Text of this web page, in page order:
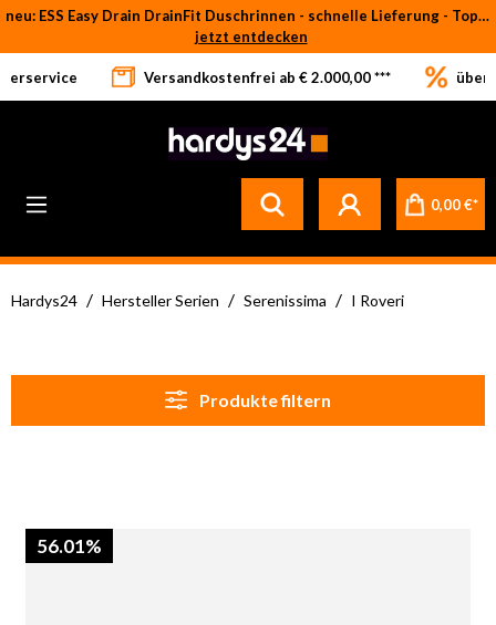
Zum Hauptinhalt springen
neu: ESS Easy Drain DrainFit Duschrinnen - schnelle Lieferung - Top-Preise
jetzt entdecken
Versandkostenfrei ab € 2.000,00 *** über
0,00 €*
Hardys24 / Hersteller Serien / Serenissima / I Roveri
Produkte filtern
56.01%